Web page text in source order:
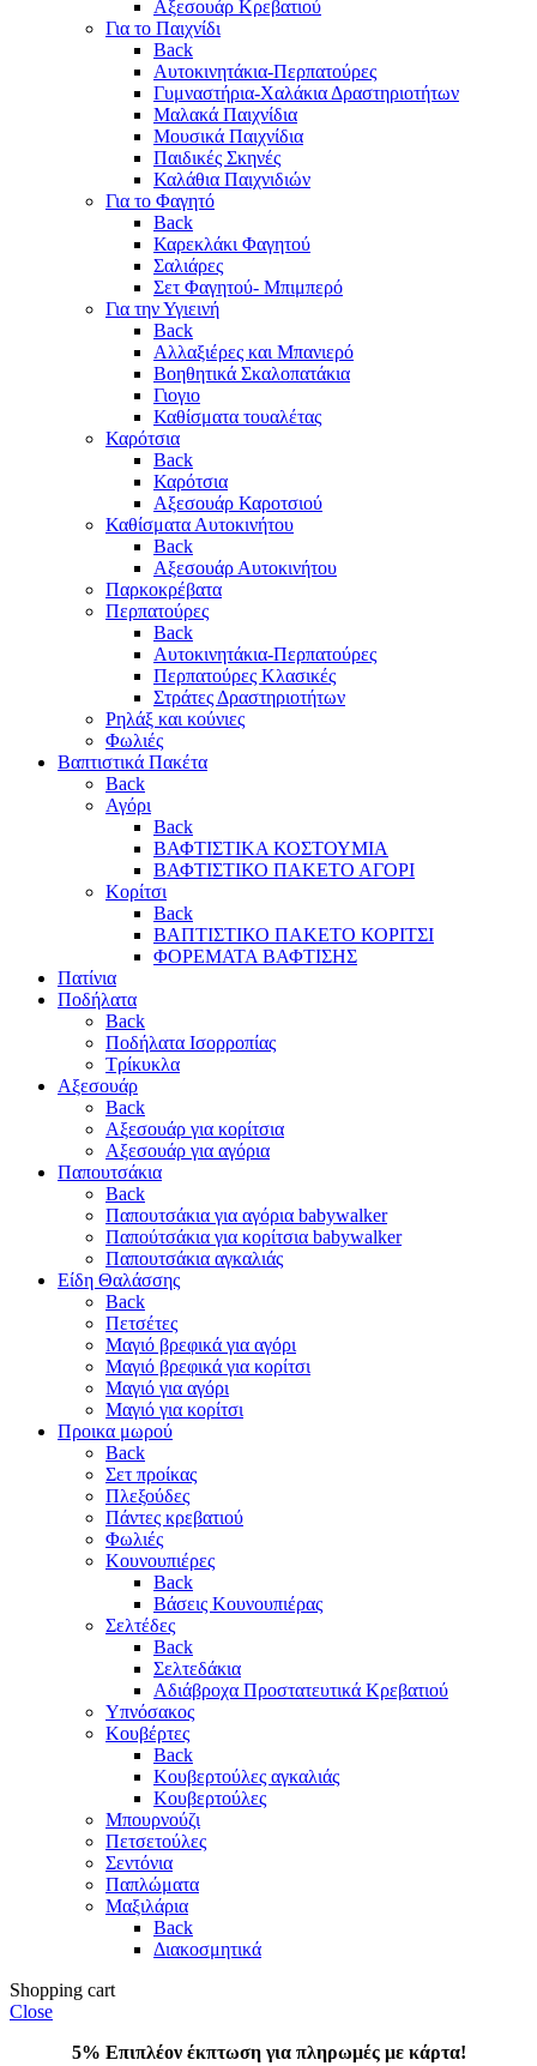
Αξεσουάρ Κρεβατιού
Για το Παιχνίδι
Back
Αυτοκινητάκια-Περπατούρες
Γυμναστήρια-Χαλάκια Δραστηριοτήτων
Μαλακά Παιχνίδια
Μουσικά Παιχνίδια
Παιδικές Σκηνές
Καλάθια Παιχνιδιών
Για το Φαγητό
Back
Καρεκλάκι Φαγητού
Σαλιάρες
Σετ Φαγητού- Μπιμπερό
Για την Υγιεινή
Back
Αλλαξιέρες και Μπανιερό
Βοηθητικά Σκαλοπατάκια
Γιογιο
Καθίσματα τουαλέτας
Καρότσια
Back
Καρότσια
Αξεσουάρ Καροτσιού
Καθίσματα Αυτοκινήτου
Back
Αξεσουάρ Αυτοκινήτου
Παρκοκρέβατα
Περπατούρες
Back
Αυτοκινητάκια-Περπατούρες
Περπατούρες Κλασικές
Στράτες Δραστηριοτήτων
Ρηλάξ και κούνιες
Φωλιές
Βαπτιστικά Πακέτα
Back
Αγόρι
Back
ΒΑΦΤΙΣΤΙΚΑ ΚΟΣΤΟΥΜΙΑ
ΒΑΦΤΙΣΤΙΚΟ ΠΑΚΕΤΟ ΑΓΟΡΙ
Κορίτσι
Back
ΒΑΠΤΙΣΤΙΚΟ ΠΑΚΕΤΟ ΚΟΡΙΤΣΙ
ΦΟΡΕΜΑΤΑ ΒΑΦΤΙΣΗΣ
Πατίνια
Ποδήλατα
Back
Ποδήλατα Ισορροπίας
Τρίκυκλα
Αξεσουάρ
Back
Αξεσουάρ για κορίτσια
Αξεσουάρ για αγόρια
Παπουτσάκια
Back
Παπουτσάκια για αγόρια babywalker
Παπούτσάκια για κορίτσια babywalker
Παπουτσάκια αγκαλιάς
Είδη Θαλάσσης
Back
Πετσέτες
Μαγιό βρεφικά για αγόρι
Μαγιό βρεφικά για κορίτσι
Μαγιό για αγόρι
Μαγιό για κορίτσι
Προικα μωρού
Back
Σετ προίκας
Πλεξούδες
Πάντες κρεβατιού
Φωλιές
Κουνουπιέρες
Back
Βάσεις Κουνουπιέρας
Σελτέδες
Back
Σελτεδάκια
Αδιάβροχα Προστατευτικά Κρεβατιού
Υπνόσακος
Κουβέρτες
Back
Κουβερτούλες αγκαλιάς
Κουβερτούλες
Μπουρνούζι
Πετσετούλες
Σεντόνια
Παπλώματα
Μαξιλάρια
Back
Διακοσμητικά
Shopping cart
Close
5% Επιπλέον έκπτωση για πληρωμές με κάρτα!